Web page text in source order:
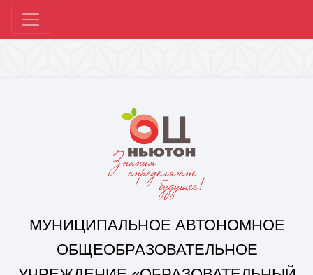
Корпус 1: г. Челябинск,
ул. 250-летия Челябинска, д. 46
МУНИЦИПАЛЬНОЕ АВТОНОМНОЕ
ОБЩЕОБРАЗОВАТЕЛЬНОЕ
УЧРЕЖДЕНИЕ «ОБРАЗОВАТЕЛЬНЫЙ
Г. ЧЕЛЯБИНСКА»